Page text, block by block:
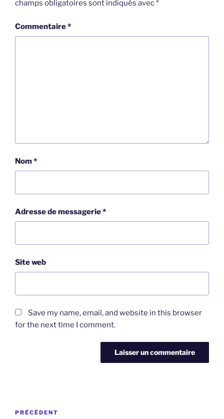
champs obligatoires sont indiqués avec*
Commentaire*
Nom*
Adresse de messagerie*
Site web
Save my name, email, and website in this browser
for the next time I comment.
Navigation
Article
PRÉCÉDENT